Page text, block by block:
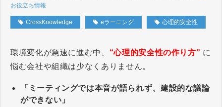
お役立ち情報
CrossKnowledge eラーニング 心理的安全性
環境変化が急速に進む中、 “心理的安全性の作り方” に
悩む会社や組織は少なくありません。
「ミーティングでは本音が語られず、建設的な議論
ができない」